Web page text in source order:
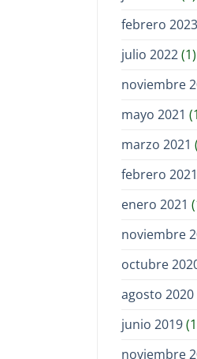
febrero 2023
julio 2022(1)
noviembre
mayo 2021
marzo 2021
febrero 2021
enero 2021
noviembre
octubre
agosto 2020
junio 2019
noviembre